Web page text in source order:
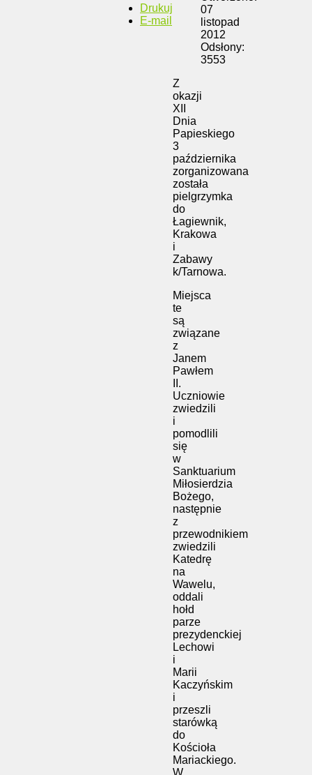
Drukuj
E-mail
07
listopad
2012
Odsłony:
3553
Z
okazji
XII
Dnia
Papieskiego
3
października
zorganizowana
została
pielgrzymka
do
Łagiewnik,
Krakowa
i
Zabawy
k/Tarnowa.
Miejsca
te
są
związane
z
Janem
Pawłem
II.
Uczniowie
zwiedzili
i
pomodlili
się
w
Sanktuarium
Miłosierdzia
Bożego,
następnie
z
przewodnikiem
zwiedzili
Katedrę
na
Wawelu,
oddali
hołd
parze
prezydenckiej
Lechowi
i
Marii
Kaczyńskim
i
przeszli
starówką
do
Kościoła
Mariackiego.
W